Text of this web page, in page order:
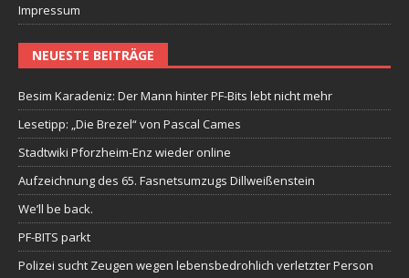
Impressum
NEUESTE BEITRÄGE
Besim Karadeniz: Der Mann hinter PF-Bits lebt nicht mehr
Lesetipp: „Die Brezel“ von Pascal Cames
Stadtwiki Pforzheim-Enz wieder online
Aufzeichnung des 65. Fasnetsumzugs Dillweißenstein
We’ll be back.
PF-BITS parkt
Polizei sucht Zeugen wegen lebensbedrohlich verletzter Person